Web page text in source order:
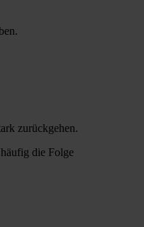
zurückgehen.
die Folge